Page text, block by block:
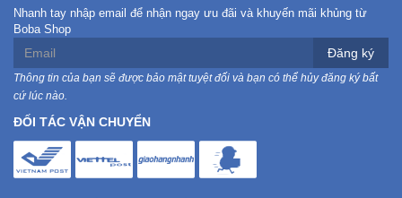
Nhanh tay nhập email để nhận ngay ưu đãi và khuyến mãi khủng từ
Boba Shop
Đăng ký
Thông tin của bạn sẽ được bảo mật tuyệt đối và bạn có thể hủy đăng ký bất
cứ lúc nào.
ĐỐI TÁC VẬN CHUYỂN